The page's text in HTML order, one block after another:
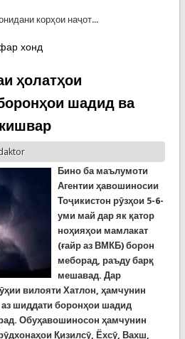
корҳои наҷот...
гражданӣ дар чанд мактаби
хонд
ҳолатҳои
шадид ва
Бино ба маълумоти
Агентии ҳавошиносии
Тоҷикистон рӯзҳои 5-6-
уми май дар як қатор
ноҳияҳои мамлакат
(ғайр аз ВМКБ) борон
меборад, раъду барқ
мешавад. Дар
вилояти Хатлон, ҳамчунин
шиддати боронҳои шадид
Обуҳавошиносон ҳамчунин
Қизилсӯ, Ёхсӯ, Вахш,